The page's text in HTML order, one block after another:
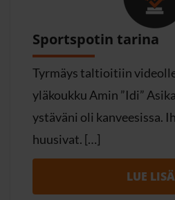
Sportspotin tarina
Tyrmäys taltioitiin
yläkoukku Amin ”Idi”
ystäväni oli kanveesissa.
huusivat. […]
LUE